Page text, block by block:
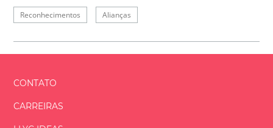
Reconhecimentos Alianças
CONTATO
CARREIRAS